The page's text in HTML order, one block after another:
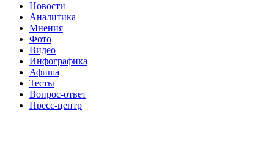
Новости
Аналитика
Мнения
Фото
Видео
Инфографика
Афиша
Тесты
Вопрос-ответ
Пресс-центр